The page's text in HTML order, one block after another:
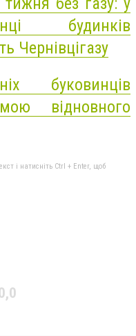
будинків
Чернівцігазу
буковинців
відновного
і натисніть Ctrl + Enter, щоб